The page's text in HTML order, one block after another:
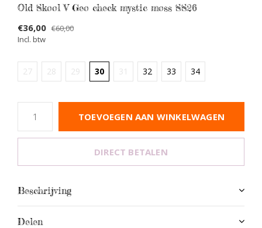
Old Skool V Geo check mystic moss SS26
€36,00 €60,00
Incl. btw
27 28 29 30 31 32 33 34
TOEVOEGEN AAN WINKELWAGEN
DIRECT BETALEN
Beschrijving
Delen